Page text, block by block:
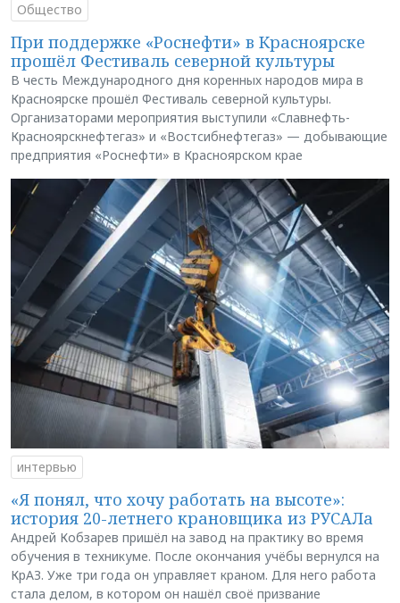
Общество
При поддержке «Роснефти» в Красноярске
прошёл Фестиваль северной культуры
В честь Международного дня коренных народов мира в
Красноярске прошёл Фестиваль северной культуры.
Организаторами мероприятия выступили «Славнефть-
Красноярскнефтегаз» и «Востсибнефтегаз» — добывающие
предприятия «Роснефти» в Красноярском крае
интервью
«Я понял, что хочу работать на высоте»:
история 20-летнего крановщика из РУСАЛа
Андрей Кобзарев пришёл на завод на практику во время
обучения в техникуме. После окончания учёбы вернулся на
КрАЗ. Уже три года он управляет краном. Для него работа
стала делом, в котором он нашёл своё призвание